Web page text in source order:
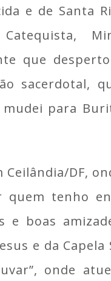
e de Santa
que
sacerdotal,
para
DF,
tenho
e boas
e da Capela
onde